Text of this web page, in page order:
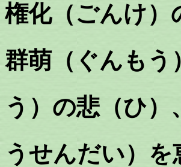
権化（ごんけ）
群萌（ぐんもう
う）の悲（ひ
うせんだい）